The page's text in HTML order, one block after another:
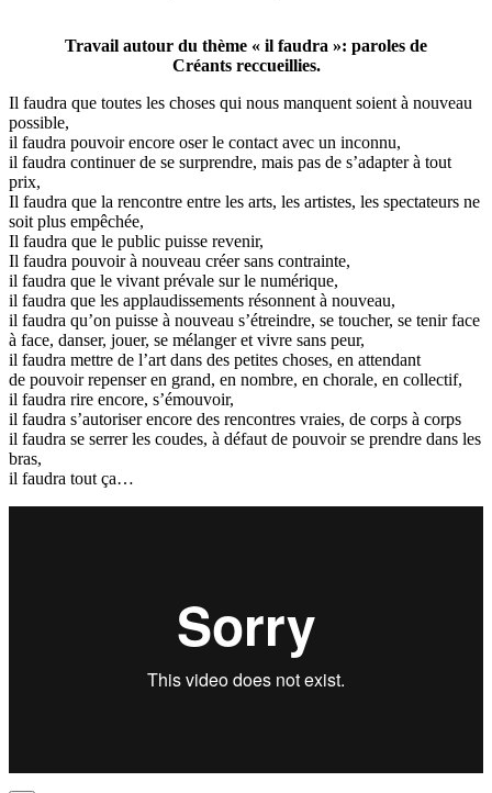
Travail autour du thème « il faudra »: paroles de
Créants reccueillies.
Il faudra que toutes les choses qui nous manquent soient à nouveau
possible,
il faudra pouvoir encore oser le contact avec un inconnu,
il faudra continuer de se surprendre, mais pas de s’adapter à tout
prix,
Il faudra que la rencontre entre les arts, les artistes, les spectateurs ne
soit plus empêchée,
Il faudra que le public puisse revenir,
Il faudra pouvoir à nouveau créer sans contrainte,
il faudra que le vivant prévale sur le numérique,
il faudra que les applaudissements résonnent à nouveau,
il faudra qu’on puisse à nouveau s’étreindre, se toucher, se tenir face
à face, danser, jouer, se mélanger et vivre sans peur,
il faudra mettre de l’art dans des petites choses, en attendant
de pouvoir repenser en grand, en nombre, en chorale, en collectif,
il faudra rire encore, s’émouvoir,
il faudra s’autoriser encore des rencontres vraies, de corps à corps
il faudra se serrer les coudes, à défaut de pouvoir se prendre dans les
bras,
il faudra tout ça…